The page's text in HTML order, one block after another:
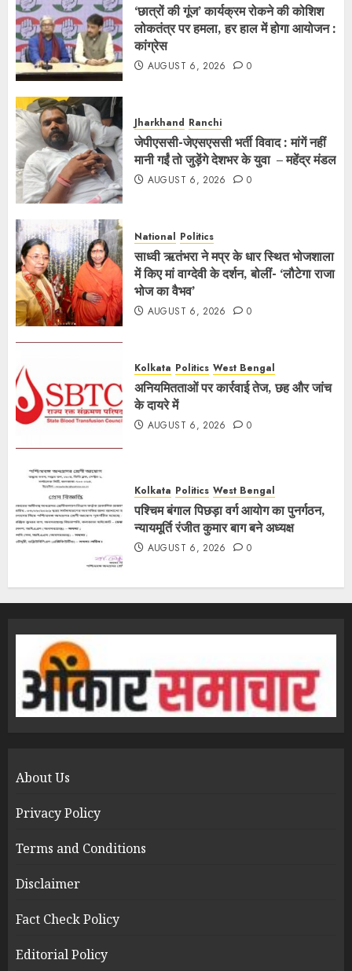
‘छात्रों की गूंज’ कार्यक्रम रोकने की कोशिश
लोकतंत्र पर हमला, हर हाल में होगा आयोजन :
कांग्रेस
AUGUST 6, 2026 0
Jharkhand Ranchi
जेपीएससी-जेएसएससी भर्ती विवाद : मांगें नहीं
मानी गईं तो जुड़ेंगे देशभर के युवा – महेंद्र मंडल
AUGUST 6, 2026 0
National Politics
साध्वी ऋतंभरा ने मप्र के धार स्थित भोजशाला
में किए मां वाग्देवी के दर्शन, बोलीं- ‘लौटेगा राजा
भोज का वैभव’
AUGUST 6, 2026 0
Kolkata Politics West Bengal
अनियमितताओं पर कार्रवाई तेज, छह और जांच
के दायरे में
AUGUST 6, 2026 0
Kolkata Politics West Bengal
पश्चिम बंगाल पिछड़ा वर्ग आयोग का पुनर्गठन,
न्यायमूर्ति रंजीत कुमार बाग बने अध्यक्ष
AUGUST 6, 2026 0
About Us
Privacy Policy
Terms and Conditions
Disclaimer
Fact Check Policy
Editorial Policy